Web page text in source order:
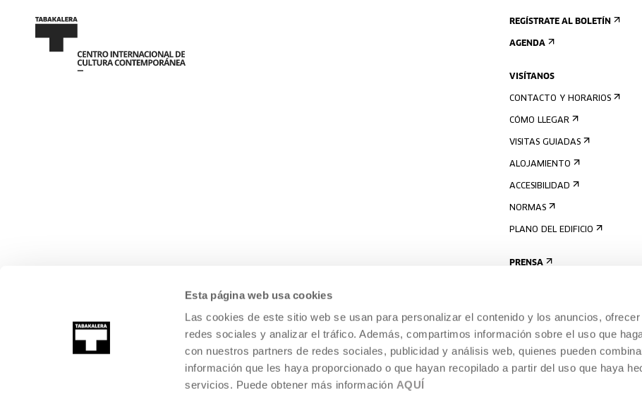
Esta página web usa cookies
Las cookies de este sitio web se usan para personalizar el contenido y los anuncios,
redes sociales y analizar el tráfico. Además, compartimos información sobre el uso que
con nuestros partners de redes sociales, publicidad y análisis web, quienes pueden
información que les haya proporcionado o que hayan recopilado a partir del uso que haya
servicios. Puede obtener más información AQUÍ
REGÍSTRATE AL BOLETÍN
AGENDA
VISÍTANOS
CONTACTO Y HORARIOS
CÓMO LLEGAR
VISITAS GUIADAS
ALOJAMIENTO
ACCESIBILIDAD
NORMAS
PLANO DEL EDIFICIO
PRENSA